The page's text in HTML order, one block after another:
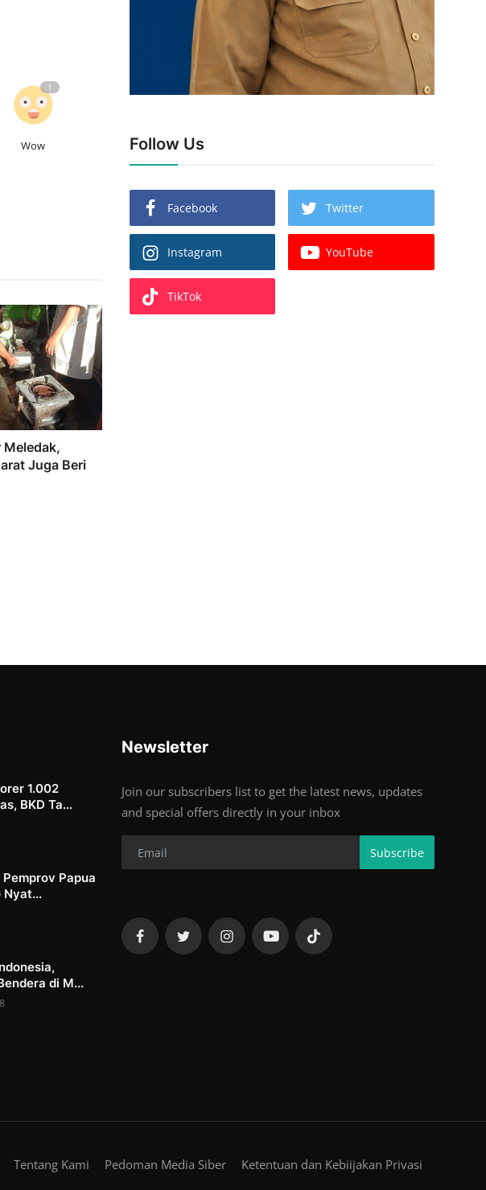
1
Wow
Meledak,
Juga Beri
Follow Us
Facebook Twitter
Instagram YouTube
TikTok
1.002
BKD Ta...
Pemprov Papua
Nyat...
di M...
Newsletter
Join our subscribers list to get the latest news, updates
and special offers directly in your inbox
Subscribe
Tentang Kami Pedoman Media Siber Ketentuan dan Kebiijakan Privasi